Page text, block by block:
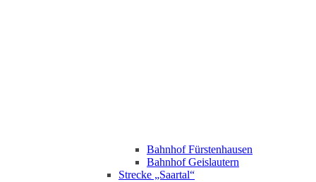
Bahnhof Fürstenhausen
Bahnhof Geislautern
Strecke „Saartal“